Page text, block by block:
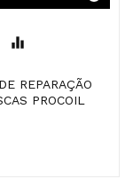
equalizer
PROCOIL